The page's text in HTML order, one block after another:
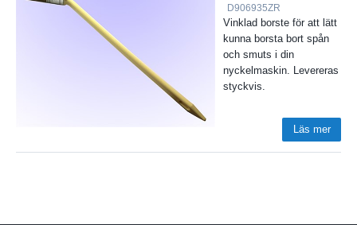
D906935ZR
Vinklad borste för att lätt
kunna borsta bort spån
och smuts i din
nyckelmaskin. Levereras
styckvis.
Läs mer